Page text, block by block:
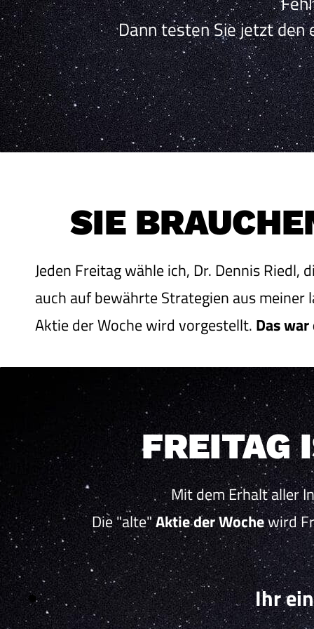
Dann testen Sie jetzt den
SIE BRAU
Jeden Freitag wähle ich, Dr. Dennis
auch auf bewährte Strategien aus
Aktie der Woche wird vorgestellt. Das
FREITAG
Mit dem Erhalt aller
Die "alte"Aktie der Wochewird
Ihr